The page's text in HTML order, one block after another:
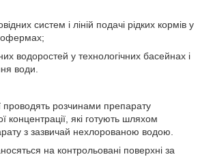
систем і ліній подачі рідких кормів у
водоростей у технологічних басейнах і
води.
проводять розчинами препарату
концентрації, які готують шляхом
з зазвичай нехлорованою водою.
на контрольовані поверхні за